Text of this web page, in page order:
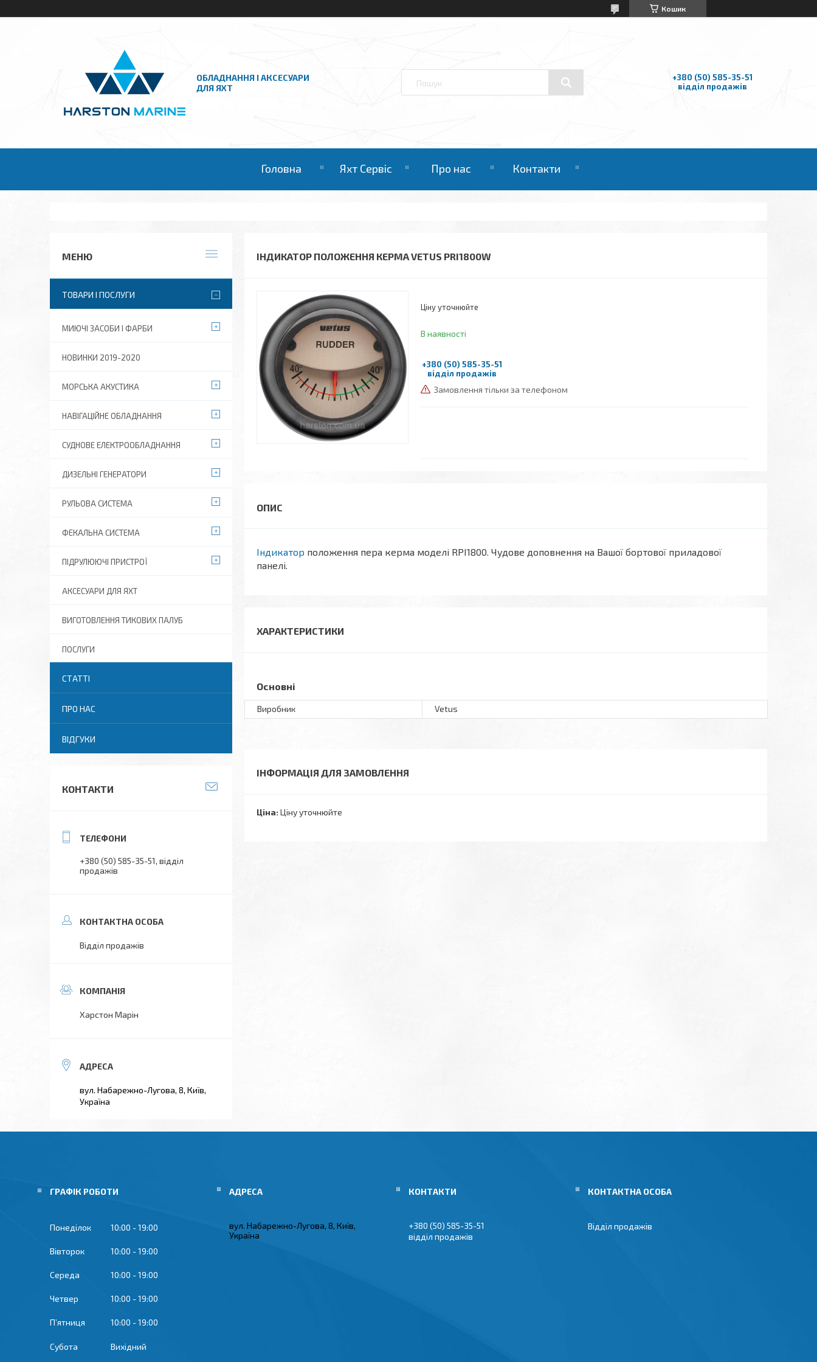
Кошик
ОБЛАДНАННЯ І АКСЕСУАРИ
ДЛЯ ЯХТ
+380 (50) 585-35-51
відділ продажів
Головна Яхт Сервіс Про нас Контакти
ІНДИКАТОР ПОЛОЖЕННЯ КЕРМА VETUS PRI1800W
Ціну уточнюйте
В наявності
+380 (50) 585-35-51
відділ продажів
Замовлення тільки за телефоном
Індикатор положення пера керма моделі RPI1800. Чудове доповнення на Вашої бортової приладової
панелі.
ХАРАКТЕРИСТИКИ
Основні
Виробник Vetus
ІНФОРМАЦІЯ ДЛЯ ЗАМОВЛЕННЯ
Ціна: Ціну уточнюйте
ТОВАРИ І ПОСЛУГИ
МИЮЧІ ЗАСОБИ І ФАРБИ
НОВИНКИ 2019-2020
МОРСЬКА АКУСТИКА
НАВІГАЦІЙНЕ ОБЛАДНАННЯ
СУДНОВЕ ЕЛЕКТРООБЛАДНАННЯ
ДИЗЕЛЬНІ ГЕНЕРАТОРИ
РУЛЬОВА СИСТЕМА
ФЕКАЛЬНА СИСТЕМА
ПІДРУЛЮЮЧІ ПРИСТРОЇ
АКСЕСУАРИ ДЛЯ ЯХТ
ВИГОТОВЛЕННЯ ТИКОВИХ ПАЛУБ
ПОСЛУГИ
СТАТТІ
ПРО НАС
ВІДГУКИ
КОНТАКТИ
+380 (50) 585-35-51 відділ
продажів
Відділ продажів
Харстон Марін
вул. Набарежно-Лугова, 8, Київ,
Україна
ГРАФІК РОБОТИ
Понеділок 10:00 19:00
Вівторок 10:00 19:00
Середа 10:00 19:00
Четвер 10:00 19:00
Пʼятниця 10:00 19:00
Субота Вихідний
вул. Набарежно-Лугова, 8, Київ,
Україна
+380 (50) 585-35-51
відділ продажів
Відділ продажів